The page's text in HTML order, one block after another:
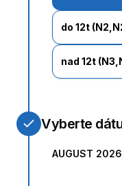
do 12t
nad 12t
Vyberte
AUGUST 2026